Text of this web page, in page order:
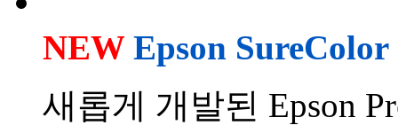
NEW Epson SureColor
새롭게 개발된 Epson